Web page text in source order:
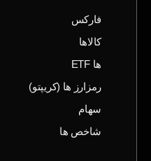
فارکس
کالاها
ها ETF
رمزارز ها (‌کریپتو)
سهام
شاخص ها